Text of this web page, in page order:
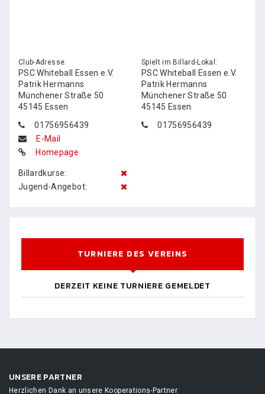
Club-Adresse:
PSC Whiteball Essen e.V.
Patrik Hermanns
Münchener Straße 50
45145 Essen
01756956439
E-Mail
Homepage
Billardkurse:
Jugend-Angebot:
Spielt im Billard-Lokal:
PSC Whiteball Essen e.V.
Patrik Hermanns
Münchener Straße 50
45145 Essen
01756956439
TURNIERE DES VEREINS
DERZEIT KEINE TURNIERE GEMELDET
UNSERE PARTNER
Herzlichen Dank an unsere Kooperations-Partner